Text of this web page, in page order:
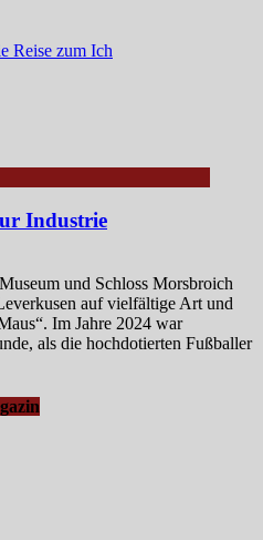
Reise zum Ich
Industrie
und Schloss Morsbroich
auf vielfältige Art und
Im Jahre 2024 war
als die hochdotierten Fußballer